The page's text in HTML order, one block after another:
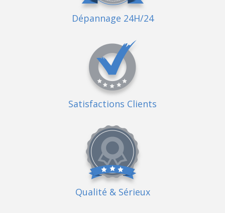
Dépannage 24H/24
Satisfactions Clients
Qualité & Sérieux